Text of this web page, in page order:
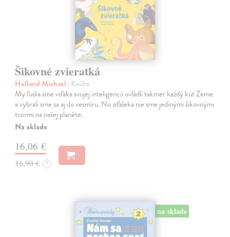
Šikovné zvieratká
Holland Michael | Kniha
My ľudia sme vďaka svojej inteligencii ovládli takmer každý kút Zeme
a vybrali sme sa aj do vesmíru. No zďaleka nie sme jedinými šikovnými
tvormi na našej planéte.
Na sklade
16,06 €
16,90 € ?
na sklade